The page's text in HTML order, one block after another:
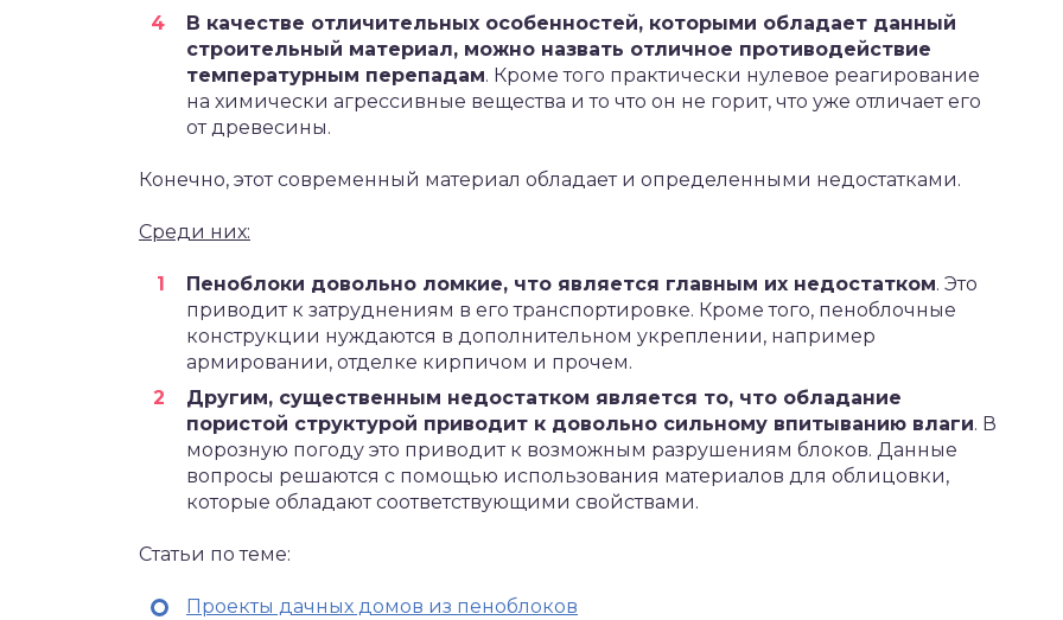
В качестве отличительных особенностей, которыми обладает данный
строительный материал, можно назвать отличное противодействие
температурным перепадам. Кроме того практически нулевое реагирование
на химически агрессивные вещества и то что он не горит, что уже отличает его
от древесины.
Конечно, этот современный материал обладает и определенными недостатками.
Среди них:
Пеноблоки довольно ломкие, что является главным их недостатком. Это
приводит к затруднениям в его транспортировке. Кроме того, пеноблочные
конструкции нуждаются в дополнительном укреплении, например
армировании, отделке кирпичом и прочем.
Другим, существенным недостатком является то, что обладание
пористой структурой приводит к довольно сильному впитыванию влаги. В
морозную погоду это приводит к возможным разрушениям блоков. Данные
вопросы решаются с помощью использования материалов для облицовки,
которые обладают соответствующими свойствами.
Статьи по теме:
Проекты дачных домов из пеноблоков